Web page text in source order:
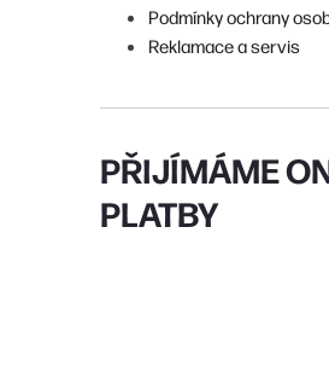
Podmínky ochrany
Reklamace a servis
PŘIJÍMÁME
PLATBY